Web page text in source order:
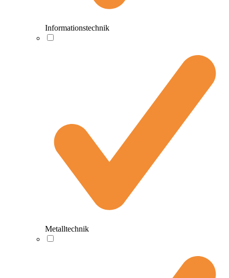
Informationstechnik
Metalltechnik